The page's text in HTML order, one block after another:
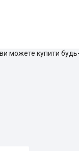
ви можете купити